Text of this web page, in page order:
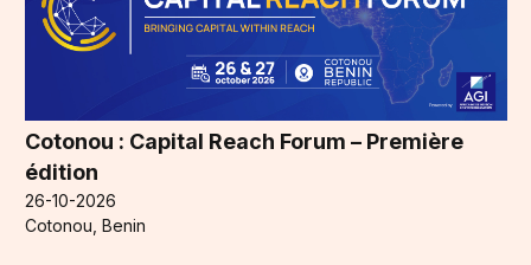
Cotonou : Capital Reach Forum – Première
édition
26-10-2026
Cotonou, Benin